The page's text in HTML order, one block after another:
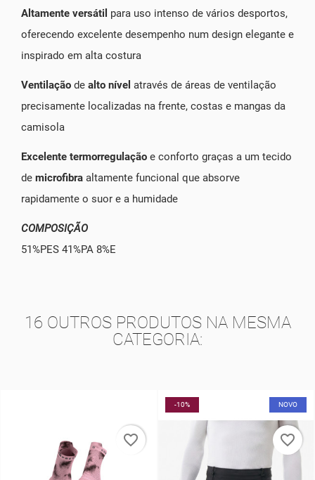
Altamente versátil para uso intenso de vários desportos,
oferecendo excelente desempenho num design elegante e
inspirado em alta costura
Ventilação de alto nível através de áreas de ventilação
precisamente localizadas na frente, costas e mangas da
camisola
Excelente termorregulação e conforto graças a um tecido
de microfibra altamente funcional que absorve
rapidamente o suor e a humidade
COMPOSIÇÃO
51%PES 41%PA 8%E
16 OUTROS PRODUTOS NA MESMA
CATEGORIA:
favorite_border
-20%
favorite_border